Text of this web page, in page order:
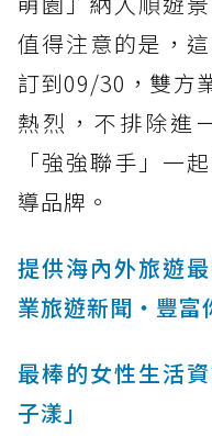
值得注意的是，
訂到09/30，雙方
熱烈，不排除進
「強強聯手」一
導品牌。
提供海內外旅遊
業旅遊新聞‧豐富
最棒的女性生活
子漾」